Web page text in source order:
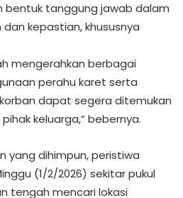
bentuk tanggung jawab dalam
kepastian, khususnya
mengerahkan berbagai
perahu karet serta
dapat segera ditemukan
keluarga,” bebernya.
yang dihimpun, peristiwa
(1/2/2026) sekitar pukul
tengah mencari lokasi